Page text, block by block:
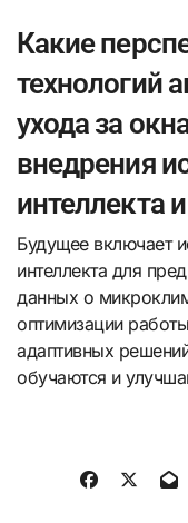
Какие
технологий
ухода за
внедрения
интеллекта
Будущее включает
интеллекта для
данных о
оптимизации
адаптивных
обучаются и